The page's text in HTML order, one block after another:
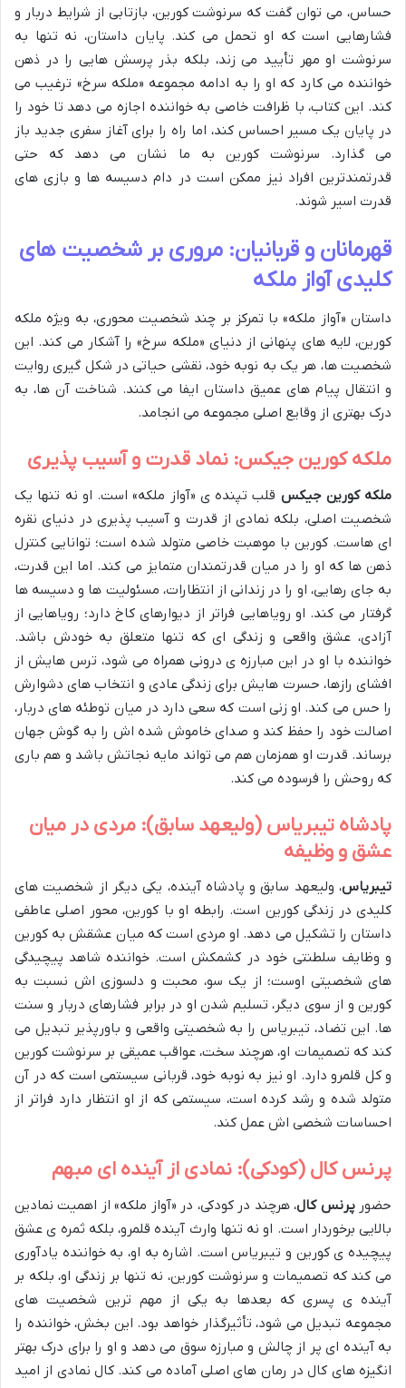
حساس، می توان گفت که سرنوشت کورین، بازتابی از شرایط دربار و
فشارهایی است که او تحمل می کند. پایان داستان، نه تنها به
سرنوشت او مهر تأیید می زند، بلکه بذر پرسش هایی را در ذهن
خواننده می کارد که او را به ادامه مجموعه «ملکه سرخ» ترغیب می
کند. این کتاب، با ظرافت خاصی به خواننده اجازه می دهد تا خود را
در پایان یک مسیر احساس کند، اما راه را برای آغاز سفری جدید باز
می گذارد. سرنوشت کورین به ما نشان می دهد که حتی
قدرتمندترین افراد نیز ممکن است در دام دسیسه ها و بازی های
قدرت اسیر شوند.
قهرمانان و قربانیان: مروری بر شخصیت های
کلیدی آواز ملکه
داستان «آواز ملکه» با تمرکز بر چند شخصیت محوری، به ویژه ملکه
کورین، لایه های پنهانی از دنیای «ملکه سرخ» را آشکار می کند. این
شخصیت ها، هر یک به نوبه خود، نقشی حیاتی در شکل گیری روایت
و انتقال پیام های عمیق داستان ایفا می کنند. شناخت آن ها، به
درک بهتری از وقایع اصلی مجموعه می انجامد.
ملکه کورین جیکس: نماد قدرت و آسیب پذیری
ملکه کورین جیکس قلب تپنده ی «آواز ملکه» است. او نه تنها یک
شخصیت اصلی، بلکه نمادی از قدرت و آسیب پذیری در دنیای نقره
ای هاست. کورین با موهبت خاصی متولد شده است؛ توانایی کنترل
ذهن ها که او را در میان قدرتمندان متمایز می کند. اما این قدرت،
به جای رهایی، او را در زندانی از انتظارات، مسئولیت ها و دسیسه ها
گرفتار می کند. او رویاهایی فراتر از دیوارهای کاخ دارد؛ رویاهایی از
آزادی، عشق واقعی و زندگی ای که تنها متعلق به خودش باشد.
خواننده با او در این مبارزه ی درونی همراه می شود، ترس هایش از
افشای رازها، حسرت هایش برای زندگی عادی و انتخاب های دشوارش
را حس می کند. او زنی است که سعی دارد در میان توطئه های دربار،
اصالت خود را حفظ کند و صدای خاموش شده اش را به گوش جهان
برساند. قدرت او همزمان هم می تواند مایه نجاتش باشد و هم باری
که روحش را فرسوده می کند.
پادشاه تیبریاس (ولیعهد سابق): مردی در میان
عشق و وظیفه
تیبریاس، ولیعهد سابق و پادشاه آینده، یکی دیگر از شخصیت های
کلیدی در زندگی کورین است. رابطه او با کورین، محور اصلی عاطفی
داستان را تشکیل می دهد. او مردی است که میان عشقش به کورین
و وظایف سلطنتی خود در کشمکش است. خواننده شاهد پیچیدگی
های شخصیتی اوست؛ از یک سو، محبت و دلسوزی اش نسبت به
کورین و از سوی دیگر، تسلیم شدن او در برابر فشارهای دربار و سنت
ها. این تضاد، تیبریاس را به شخصیتی واقعی و باورپذیر تبدیل می
کند که تصمیمات او، هرچند سخت، عواقب عمیقی بر سرنوشت کورین
و کل قلمرو دارد. او نیز به نوبه خود، قربانی سیستمی است که در آن
متولد شده و رشد کرده است، سیستمی که از او انتظار دارد فراتر از
احساسات شخصی اش عمل کند.
پرنس کال (کودکی): نمادی از آینده ای مبهم
حضورپرنس کال، هرچند در کودکی، در «آواز ملکه» از اهمیت نمادین
بالایی برخوردار است. او نه تنها وارث آینده قلمرو، بلکه ثمره ی عشق
پیچیده ی کورین و تیبریاس است. اشاره به او، به خواننده یادآوری
می کند که تصمیمات و سرنوشت کورین، نه تنها بر زندگی او، بلکه بر
آینده ی پسری که بعدها به یکی از مهم ترین شخصیت های
مجموعه تبدیل می شود، تأثیرگذار خواهد بود. این بخش، خواننده را
به آینده ای پر از چالش و مبارزه سوق می دهد و او را برای درک بهتر
انگیزه های کال در رمان های اصلی آماده می کند. کال نمادی از امید